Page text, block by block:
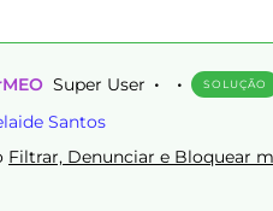
Super User SOLUÇÃO
Santos
Filtrar, Denunciar e Bloquear